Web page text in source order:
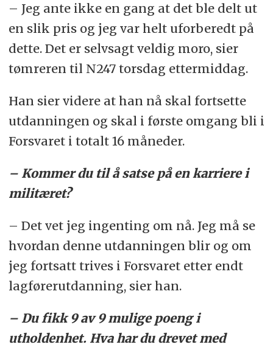
– Jeg ante ikke en gang at det ble delt ut
en slik pris og jeg var helt uforberedt på
dette. Det er selvsagt veldig moro, sier
tømreren til N247 torsdag ettermiddag.
Han sier videre at han nå skal fortsette
utdanningen og skal i første omgang bli i
Forsvaret i totalt 16 måneder.
– Kommer du til å satse på en karriere i
militæret?
– Det vet jeg ingenting om nå. Jeg må se
hvordan denne utdanningen blir og om
jeg fortsatt trives i Forsvaret etter endt
lagførerutdanning, sier han.
– Du fikk 9 av 9 mulige poeng i
utholdenhet. Hva har du drevet med